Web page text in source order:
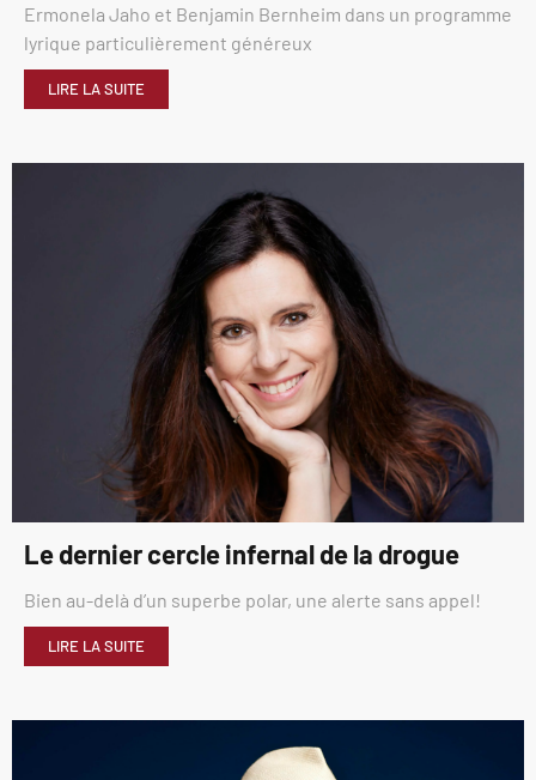
Ermonela Jaho et Benjamin Bernheim dans un programme
lyrique particulièrement généreux
LIRE LA SUITE
Le dernier cercle infernal de la drogue
Bien au-delà d’un superbe polar, une alerte sans appel!
LIRE LA SUITE